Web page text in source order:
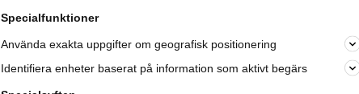
Specialfunktioner
Använda exakta uppgifter om geografisk positionering
Identifiera enheter baserat på information som aktivt begärs